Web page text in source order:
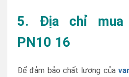
5. Địa chỉ mua
PN10 16
Để đảm bảo chất lượng của